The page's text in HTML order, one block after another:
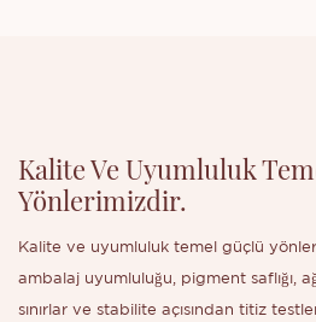
Kalite Ve Uyumluluk
Yönlerimizdir.
Kalite ve uyumluluk temel güçlü
ambalaj uyumluluğu, pigment saflığı,
sınırlar ve stabilite açısından titiz